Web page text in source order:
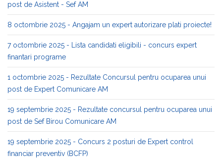
post de Asistent - Sef AM
8 octombrie 2025 - Angajam un expert autorizare plati proiecte!
7 octombrie 2025 - Lista candidati eligibili - concurs expert
finantari programe
1 octombrie 2025 - Rezultate Concursul pentru ocuparea unui
post de Expert Comunicare AM
19 septembrie 2025 - Rezultate concursul pentru ocuparea unui
post de Sef Birou Comunicare AM
19 septembrie 2025 - Concurs 2 posturi de Expert control
financiar preventiv (BCFP)